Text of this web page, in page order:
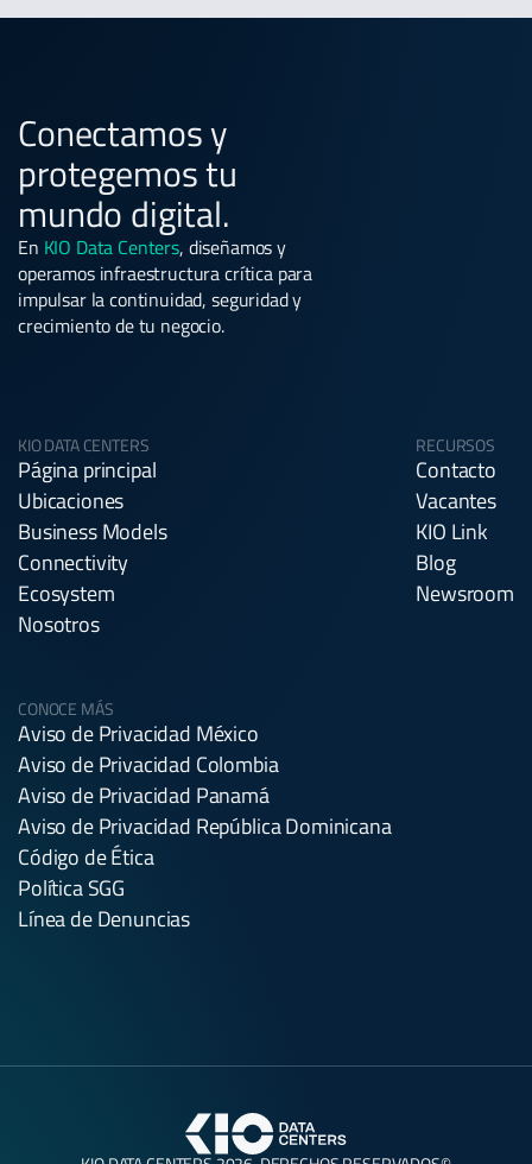
Conectamos y
protegemos tu
mundo digital.
En KIO Data Centers, diseñamos y
operamos infraestructura crítica para
impulsar la continuidad, seguridad y
crecimiento de tu negocio.
KIO DATA CENTERS
Página principal
Ubicaciones
Business Models
Connectivity
Ecosystem
Nosotros
RECURSOS
Contacto
Vacantes
KIO Link
Blog
Newsroom
CONOCE MÁS
Aviso de Privacidad México
Aviso de Privacidad Colombia
Aviso de Privacidad Panamá
Aviso de Privacidad República Dominicana
Código de Ética
Política SGG
Línea de Denuncias